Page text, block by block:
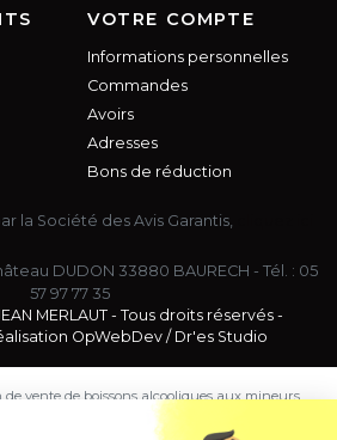
VOTRE COMPTE
Informations personnelles
Commandes
Avoirs
Adresses
Bons de réduction
la Société des Avis Garantis,
DUDON 33880 BAURECH - Tél. : 05
57 97 77 35
MERLAUT - Tous droits réservés -
OpWebDev/ Dr'es Studio
vente de boissons alcooliques aux mineurs
18 ans. La preuve de majorité de l'acheteur
moment de la vente en ligne.